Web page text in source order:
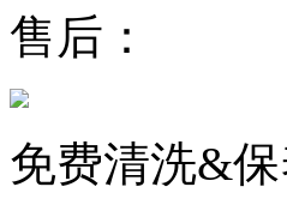
售后：
免费清洗&